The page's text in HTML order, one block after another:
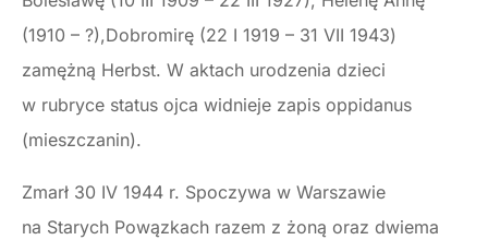
(1910 – ?),Dobromirę (22 I 1919 – 31 VII 1943)
zamężną Herbst. W aktach urodzenia dzieci
w rubryce status ojca widnieje zapis oppidanus
(mieszczanin).
Zmarł 30 IV 1944 r. Spoczywa w Warszawie
na Starych Powązkach razem z żoną oraz dwiema